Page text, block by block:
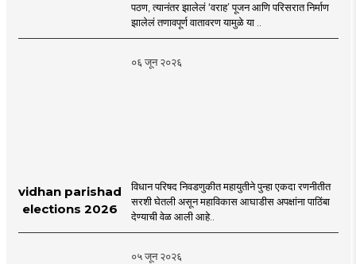
Mira Road
पठण, त्यानंतर झालेलं ‘वराह’ पूजन आणि परिसरात निर्माण
झालेलं तणावपूर्ण वातावरण यामुळे या ..
०६ जून २०२६
vidhan parishad
elections 2026
विधान परिषद निवडणुकीत महायुतीने पुन्हा एकदा रणनीतीत
सरशी घेतली असून महाविकास आघाडीस अपक्षांना पाठिंबा
देण्याची वेळ आली आहे..
०५ जून २०२६